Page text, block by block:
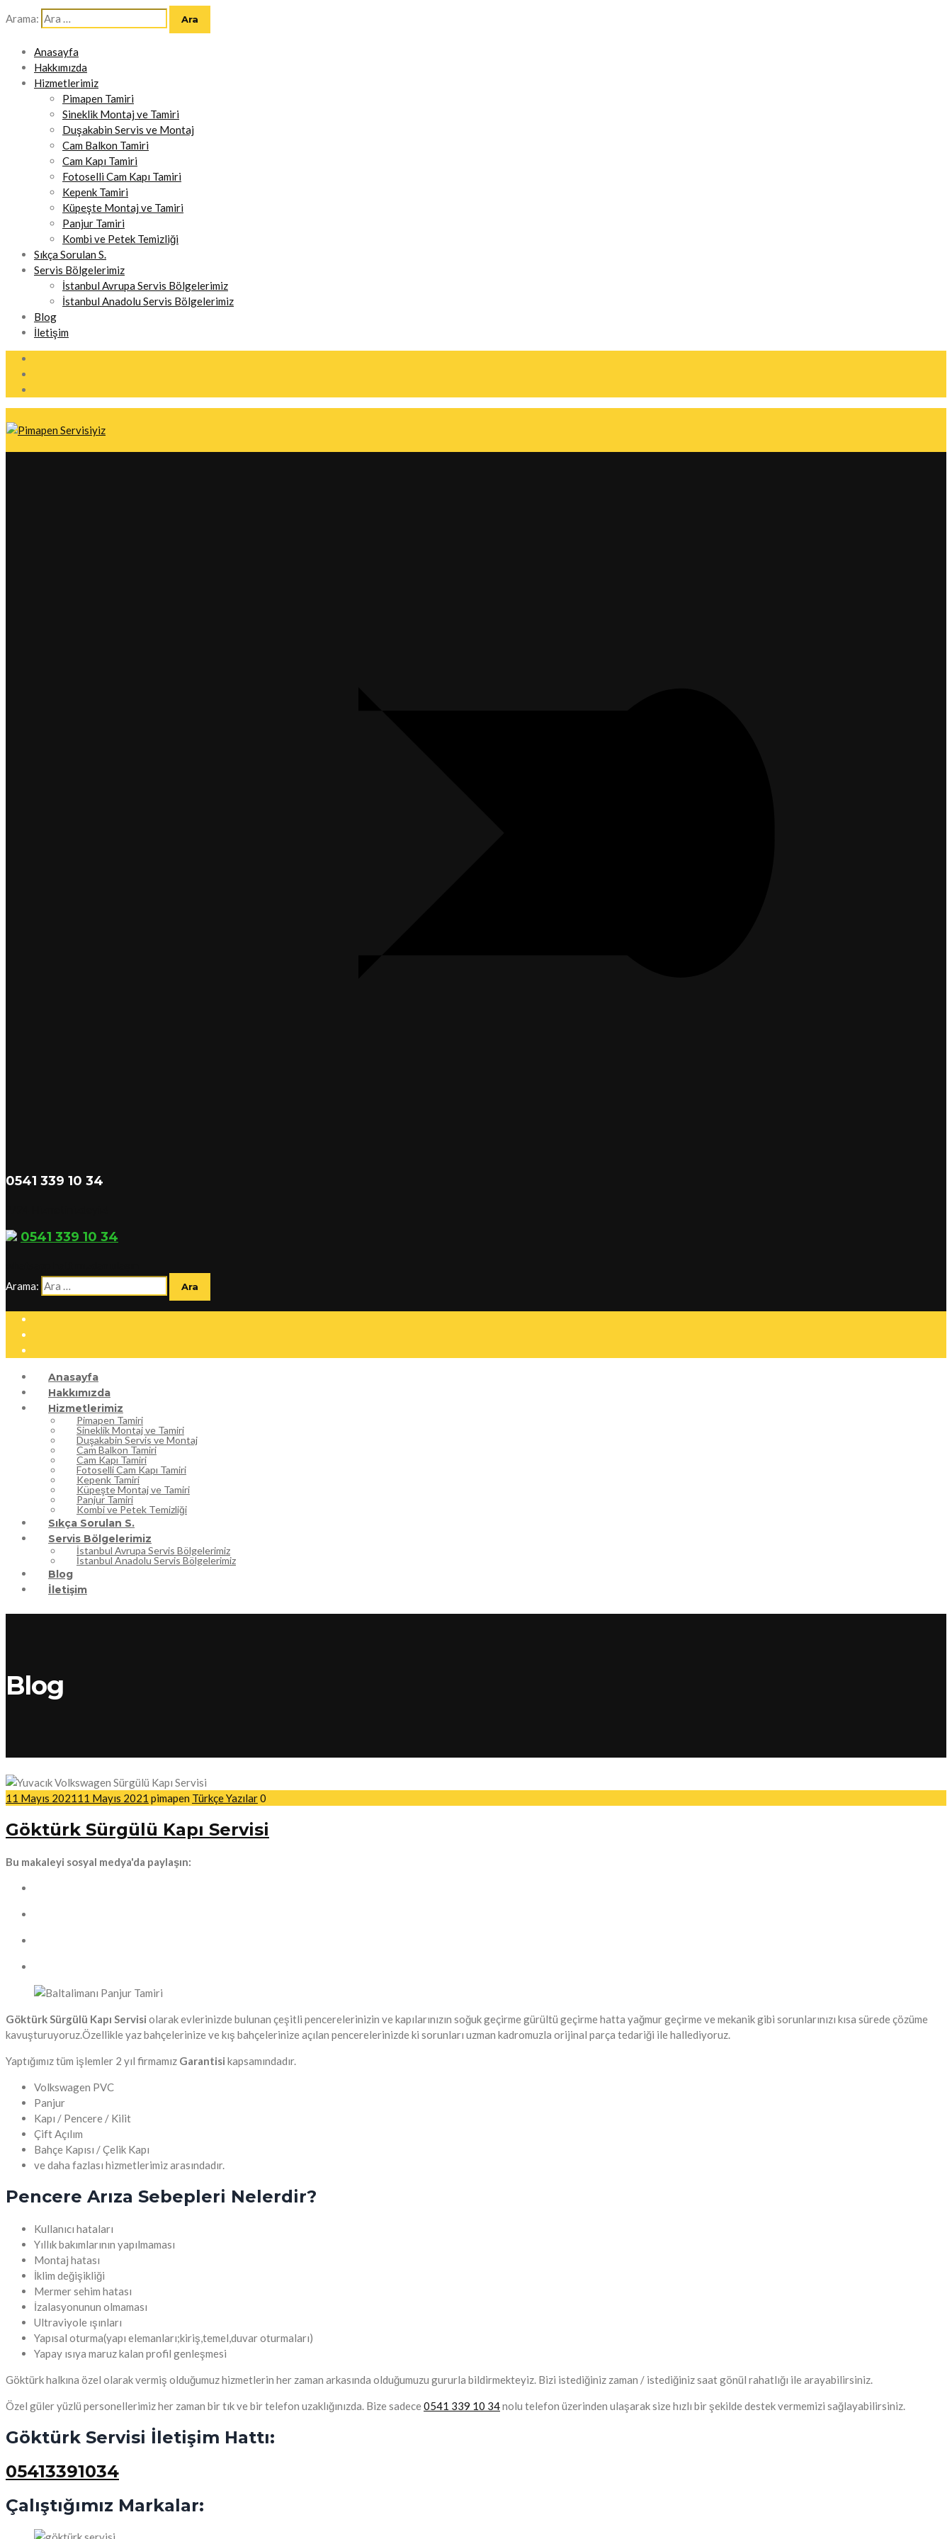
Arama:
Anasayfa
Hakkımızda
Hizmetlerimiz
Pimapen Tamiri
Sineklik Montaj ve Tamiri
Duşakabin Servis ve Montaj
Cam Balkon Tamiri
Cam Kapı Tamiri
Fotoselli Cam Kapı Tamiri
Kepenk Tamiri
Küpeşte Montaj ve Tamiri
Panjur Tamiri
Kombi ve Petek Temizliği
Sıkça Sorulan S.
Servis Bölgelerimiz
İstanbul Avrupa Servis Bölgelerimiz
İstanbul Anadolu Servis Bölgelerimiz
Blog
İletişim
0541 339 10 34
0541 339 10 34
Arama:
Anasayfa
Hakkımızda
Hizmetlerimiz
Pimapen Tamiri
Sineklik Montaj ve Tamiri
Duşakabin Servis ve Montaj
Cam Balkon Tamiri
Cam Kapı Tamiri
Fotoselli Cam Kapı Tamiri
Kepenk Tamiri
Küpeşte Montaj ve Tamiri
Panjur Tamiri
Kombi ve Petek Temizliği
Sıkça Sorulan S.
Servis Bölgelerimiz
İstanbul Avrupa Servis Bölgelerimiz
İstanbul Anadolu Servis Bölgelerimiz
Blog
İletişim
Blog
11 Mayıs 202111 Mayıs 2021 pimapen Türkçe Yazılar0
Göktürk Sürgülü Kapı Servisi
Bu makaleyi sosyal medya'da paylaşın:
Göktürk Sürgülü Kapı Servisi olarak evlerinizde bulunan çeşitli pencerelerinizin ve kapılarınızın soğuk geçirme gürültü geçirme hatta yağmur geçirme ve mekanik gibi sorunlarınızı kısa sürede çözüme
kavuşturuyoruz.Özellikle yaz bahçelerinize ve kış bahçelerinize açılan pencerelerinizde ki sorunları uzman kadromuzla orijinal parça tedariği ile hallediyoruz.
Yaptığımız tüm işlemler 2 yıl firmamız Garantisi kapsamındadır.
Volkswagen PVC
Panjur
Kapı / Pencere / Kilit
Çift Açılım
Bahçe Kapısı / Çelik Kapı
ve daha fazlası hizmetlerimiz arasındadır.
Pencere Arıza Sebepleri Nelerdir?
Kullanıcı hataları
Yıllık bakımlarının yapılmaması
Montaj hatası
İklim değişikliği
Mermer sehim hatası
İzalasyonunun olmaması
Ultraviyole ışınları
Yapısal oturma(yapı elemanları;kiriş,temel,duvar oturmaları)
Yapay ısıya maruz kalan profil genleşmesi
Göktürk halkına özel olarak vermiş olduğumuz hizmetlerin her zaman arkasında olduğumuzu gururla bildirmekteyiz. Bizi istediğiniz zaman / istediğiniz saat gönül rahatlığı ile arayabilirsiniz.
Özel güler yüzlü personellerimiz her zaman bir tık ve bir telefon uzaklığınızda. Bize sadece0541 339 10 34nolu telefon üzerinden ulaşarak size hızlı bir şekilde destek vermemizi sağlayabilirsiniz.
Göktürk Servisi İletişim Hattı:
05413391034
Çalıştığımız Markalar: